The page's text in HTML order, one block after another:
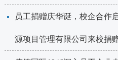
员工捐赠庆华诞，校企合
源项目管理有限公司来校捐